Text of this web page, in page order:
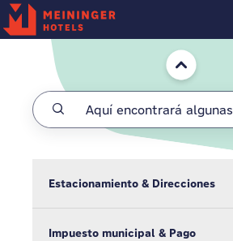
Saltar al contenido principal
Inicio
Estacionamiento & Direcciones
Impuesto municipal & Pago